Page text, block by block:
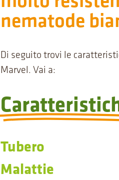
nematode
Di seguito trovi le
Marvel. Vai a:
Tubero
Malattie